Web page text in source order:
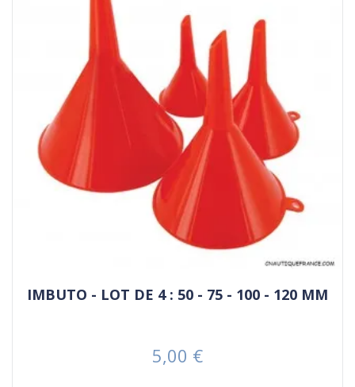
IMBUTO - LOT DE 4 : 50 - 75 - 100 - 120 MM
Prezzo
5,00 €